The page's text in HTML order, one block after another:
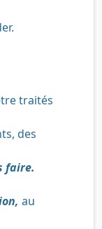
traités
des
faire.
au